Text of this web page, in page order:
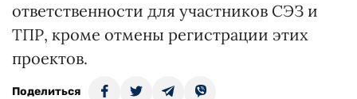
ответственности для участников СЭЗ и
ТПР, кроме отмены регистрации этих
проектов.
Поделиться